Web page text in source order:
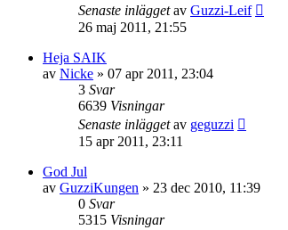
Senaste inläggetav Guzzi-Leif
26 maj 2011, 21:55
Heja SAIK
av Nicke » 07 apr 2011, 23:04
3 Svar
6639 Visningar
Senaste inläggetav geguzzi
15 apr 2011, 23:11
God Jul
av GuzziKungen » 23 dec 2010, 11:39
0 Svar
5315 Visningar